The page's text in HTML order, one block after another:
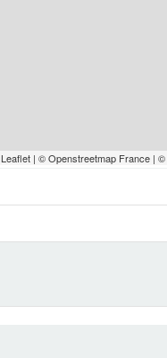
Leaflet | © Openstreetmap France | ©